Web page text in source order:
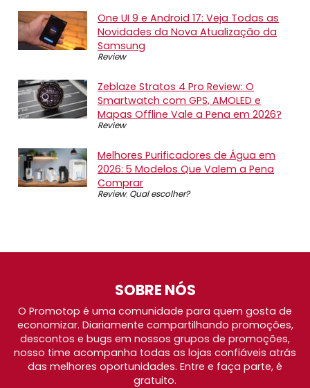
One UI 9 e Android 17: Veja Todas as
Novidades da Nova Atualização da
Samsung
Review
Zeblaze Stratos 4 Pro Review: O
Smartwatch com GPS, AMOLED e
Mapas Offline Vale a Pena em 2026?
Review
Melhores Purificadores de Água em
2026: 5 Modelos Que Valem a Pena
Comprar
Review, Qual escolher?
SOBRE NÓS
O Promotop é uma comunidade para quem gosta de
economizar. Diariamente compartilhando promoções,
descontos e bugs em nossos grupos de promoções,
nosso time acompanha todas as lojas confiáveis atrás
das melhores oportunidades. Entre e faça parte, é
gratuito.